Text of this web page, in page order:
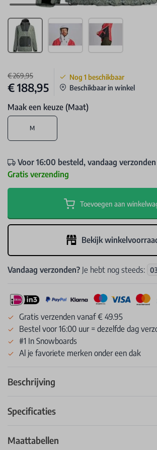
€ 269,95
€ 188,95
Nog 1 beschikbaar
Beschikbaar in winkel
Maak een keuze (Maat)
M
Voor 16:00 besteld, vandaag verzonden
Gratis verzending
Toevoegen aan
Bekijk
Vandaag verzonden? Je hebt nog steeds:
Gratis verzenden vanaf € 49.95
Bestel voor 16:00 uur = dezelfde dag
#1 In Snowboards
Al je favoriete merken onder een dak
Beschrijving
Specificaties
Maattabellen